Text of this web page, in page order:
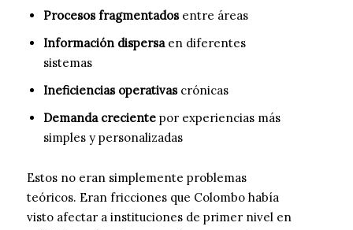
Procesos fragmentadosentre áreas
Información dispersaen diferentes
sistemas
Ineficiencias operativascrónicas
Demanda creciente por experiencias más
simples y personalizadas
Estos no eran simplemente problemas
teóricos. Eran fricciones que Colombo había
visto afectar a instituciones de primer nivel en